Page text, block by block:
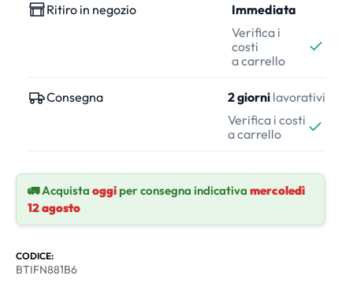
Ritiro in negozio
Immediata
Verifica i
costi
a carrello
Consegna 2 giorni lavorativi
Verifica i costi
a carrello
🚛 Acquista oggiper consegna indicativa mercoledì
12 agosto
CODICE:
BTIFN881B6